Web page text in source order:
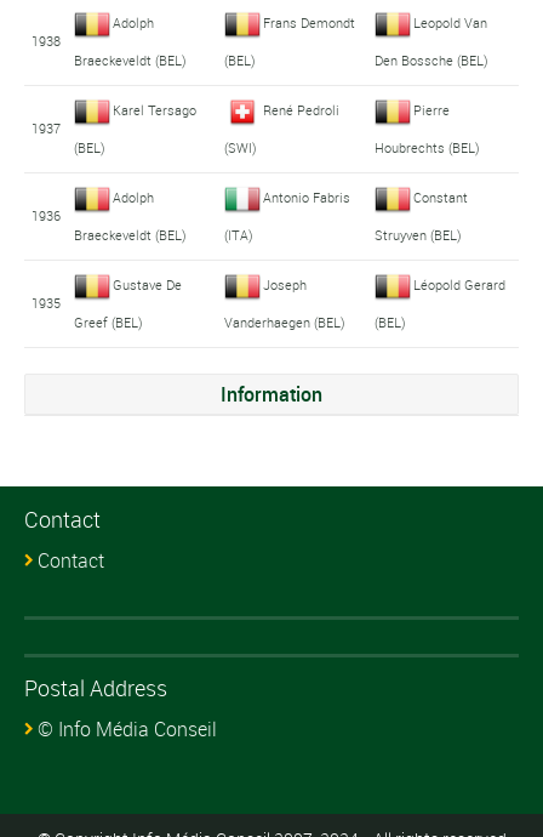
1938
Adolph
Braeckeveldt (BEL)
Frans Demondt
(BEL)
Leopold Van
Den Bossche (BEL)
1937
Karel Tersago
(BEL)
René Pedroli
(SWI)
Pierre
Houbrechts (BEL)
1936
Adolph
Braeckeveldt (BEL)
Antonio Fabris
(ITA)
Constant
Struyven (BEL)
1935
Gustave De
Greef (BEL)
Joseph
Vanderhaegen (BEL)
Léopold Gerard
(BEL)
Information
Contact
Contact
Postal Address
© Info Média Conseil